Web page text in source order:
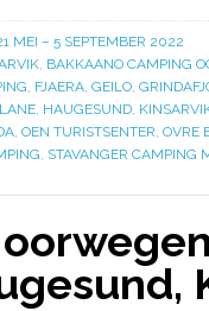
MEI – 5 SEPTEMBER 2022
, BAKKAANO CAMPING
, FJAERA, GEILO,
, HAUGESUND,
, OEN TURISTSENTER, OVRE
, STAVANGER CAMPING